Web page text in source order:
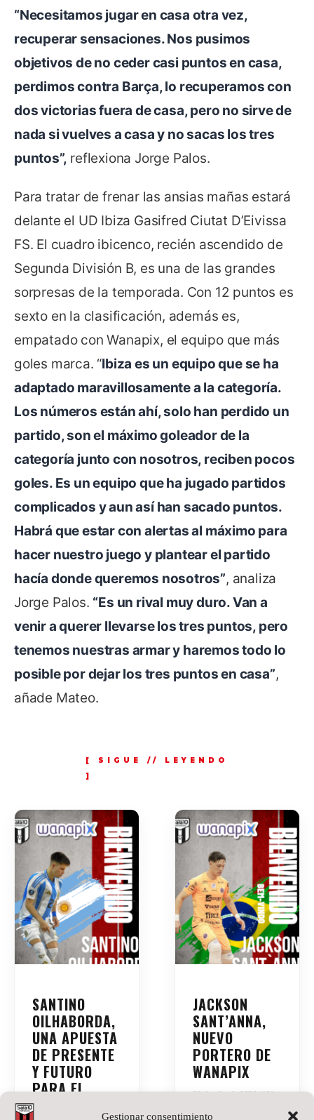
Gestionar consentimiento
“Necesitamos jugar en casa otra vez,
recuperar sensaciones. Nos pusimos
objetivos de no ceder casi puntos en casa,
perdimos contra Barça, lo recuperamos con
dos victorias fuera de casa, pero no sirve de
nada si vuelves a casa y no sacas los tres
puntos”, reflexiona Jorge Palos.
Para tratar de frenar las ansias mañas estará
delante el UD Ibiza Gasifred Ciutat D’Eivissa
FS. El cuadro ibicenco, recién ascendido de
Segunda División B, es una de las grandes
sorpresas de la temporada. Con 12 puntos es
sexto en la clasificación, además es,
empatado con Wanapix, el equipo que más
goles marca. “Ibiza es un equipo que se ha
adaptado maravillosamente a la categoría.
Los números están ahí, solo han perdido un
partido, son el máximo goleador de la
categoría junto con nosotros, reciben pocos
goles. Es un equipo que ha jugado partidos
complicados y aun así han sacado puntos.
Habrá que estar con alertas al máximo para
hacer nuestro juego y plantear el partido
hacía donde queremos nosotros”, analiza
Jorge Palos. “Es un rival muy duro. Van a
venir a querer llevarse los tres puntos, pero
tenemos nuestras armar y haremos todo lo
posible por dejar los tres puntos en casa”,
añade Mateo.
SANTINO
OILHABORDA,
UNA APUESTA
DE PRESENTE
Y FUTURO
PARA EL
WANAPIX
JACKSON
SANT’ANNA,
NUEVO
PORTERO DE
WANAPIX
20 de julio de 2026
No